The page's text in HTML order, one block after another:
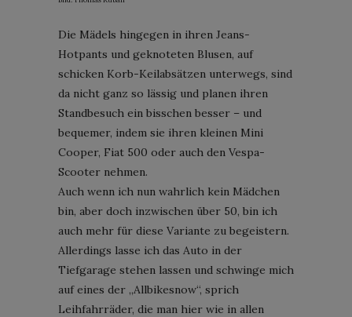
Die Mädels hingegen in ihren Jeans-
Hotpants und geknoteten Blusen, auf
schicken Korb-Keilabsätzen unterwegs, sind
da nicht ganz so lässig und planen ihren
Standbesuch ein bisschen besser – und
bequemer, indem sie ihren kleinen Mini
Cooper, Fiat 500 oder auch den Vespa-
Scooter nehmen.
Auch wenn ich nun wahrlich kein Mädchen
bin, aber doch inzwischen über 50, bin ich
auch mehr für diese Variante zu begeistern.
Allerdings lasse ich das Auto in der
Tiefgarage stehen lassen und schwinge mich
auf eines der „Allbikesnow“, sprich
Leihfahrräder, die man hier wie in allen